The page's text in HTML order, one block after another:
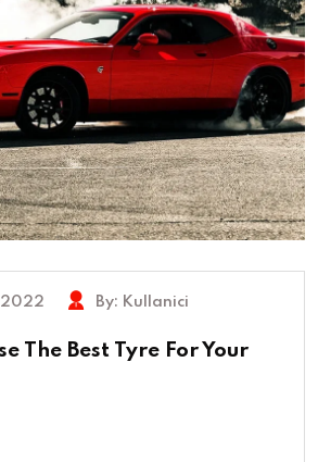
2022 By: Kullanici
The Best Tyre For Your